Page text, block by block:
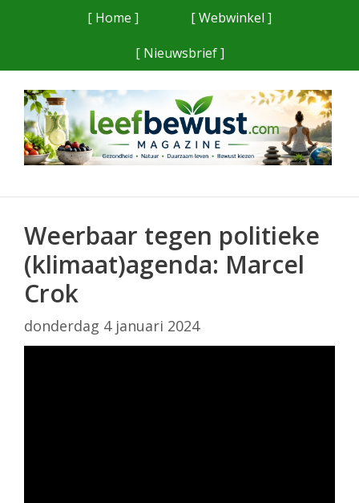
[ Home ]
[ Webwinkel ]
[ Nieuwsbrief ]
Weerbaar tegen politieke
(klimaat)agenda: Marcel
Crok
donderdag 4 januari 2024